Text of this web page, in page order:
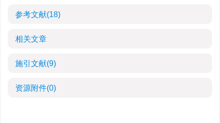
参考文献(18)
相关文章
施引文献(9)
资源附件(0)